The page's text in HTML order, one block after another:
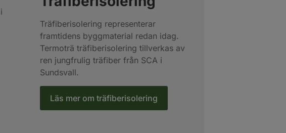
Träfiberisolering representerar
framtidens byggmaterial redan idag.
Termoträ träfiberisolering tillverkas av
ren jungfrulig träfiber från SCA i
Sundsvall.
Läs mer om träfiberisolering